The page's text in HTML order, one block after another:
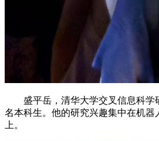
盛平岳，清华大学交叉信息科学
名本科生。他的研究兴趣集中在机器
上。